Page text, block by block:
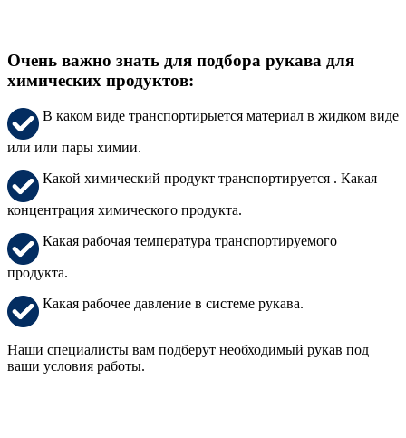
Очень важно знать для подбора рукава для
химических продуктов:
В каком виде транспортирыется материал в жидком виде
или или пары химии.
Какой химический продукт транспортируется . Какая
концентрация химического продукта.
Какая рабочая температура транспортируемого
продукта.
Какая рабочее давление в системе рукава.
Наши специалисты вам подберут необходимый рукав под
ваши условия работы.